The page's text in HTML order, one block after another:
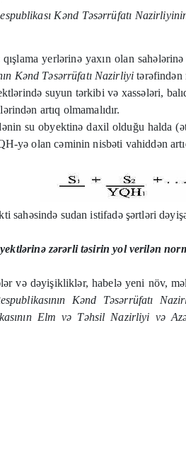
Kənd Təsərrüfatı
yerlərinə yaxın olan sahələrinə
Kənd Təsərrüfatı Nazirliyi tərəfindən
suyun tərkibi və xassələri,
artıq olmamalıdır.
su obyektinə daxil olduğu halda
yə olan cəminin nisbəti vahiddən
sudan istifadə şərtləri
zərərli təsirin yol verilən
və dəyişikliklər, habelə yeni növ,
Kənd Təsərrüfatı
Elm və Təhsil Nazirliyi və